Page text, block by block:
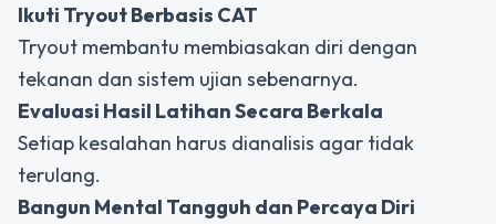
Ikuti Tryout Berbasis CAT
Tryout membantu membiasakan diri dengan
tekanan dan sistem ujian sebenarnya.
Evaluasi Hasil Latihan Secara Berkala
Setiap kesalahan harus dianalisis agar tidak
terulang.
Bangun Mental Tangguh dan Percaya Diri